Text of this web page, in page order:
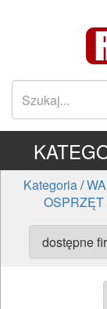
Kategoria/
OSPRZĘT